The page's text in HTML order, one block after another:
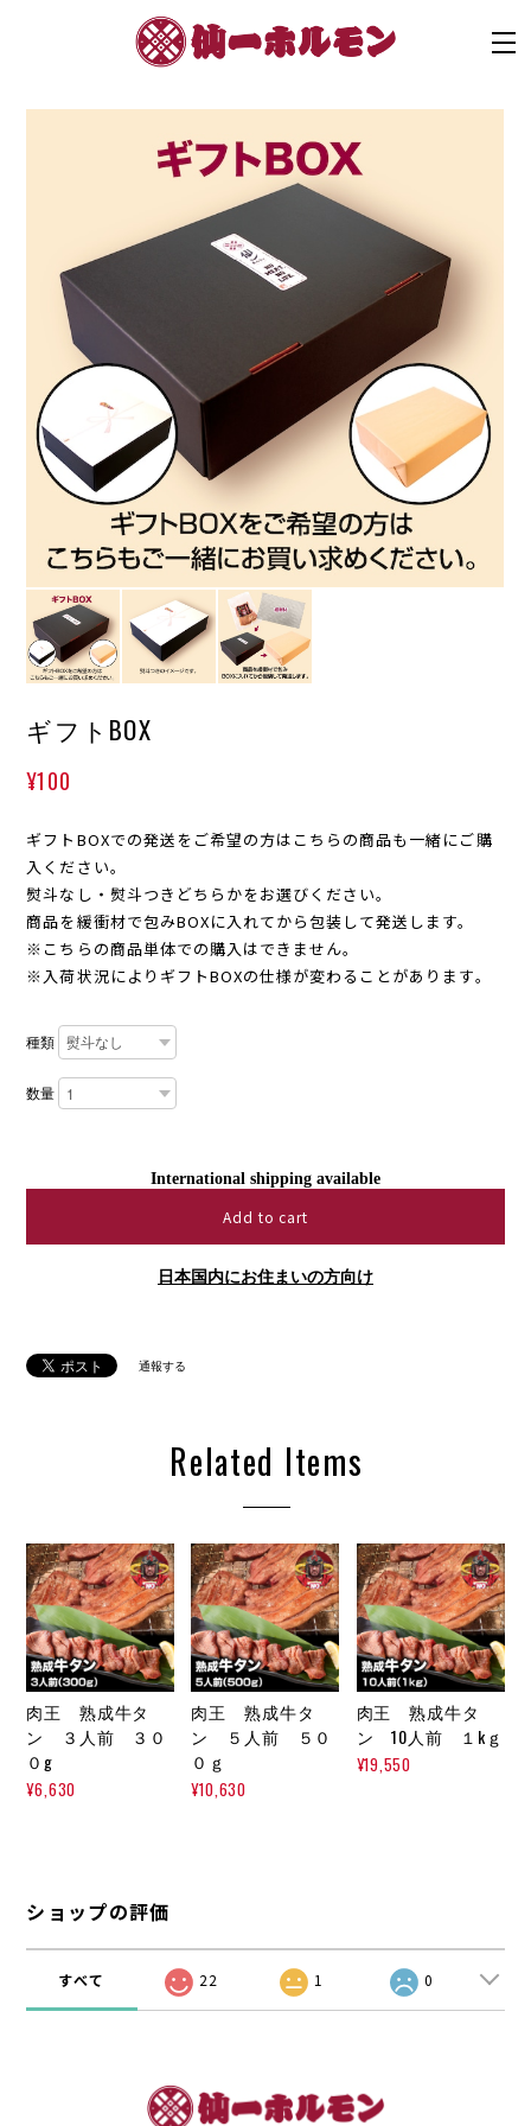
ギフトBOX
¥100
ギフトBOXでの発送をご希望の方はこちらの商品も一緒にご購
入ください。
熨斗なし・熨斗つきどちらかをお選びください。
商品を緩衝材で包みBOXに入れてから包装して発送します。
※こちらの商品単体での購入はできません。
※入荷状況によりギフトBOXの仕様が変わることがあります。
種類
数量
International shipping available
Add to cart
日本国内にお住まいの方向け
通報する
Related Items
肉王 熟成牛タ
ン ３人前 ３０
０g
¥6,630
肉王 熟成牛タ
ン ５人前 ５０
０ｇ
¥10,630
肉王 熟成牛タ
ン 10人前 １kｇ
¥19,550
ショップの評価
すべて 22 1 0